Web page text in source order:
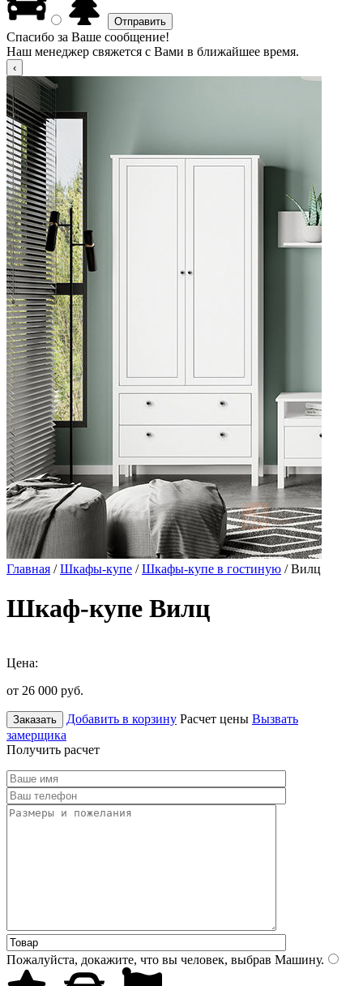
Спасибо за Ваше сообщение!
Наш менеджер свяжется с Вами в ближайшее время.
Главная /Шкафы-купе /Шкафы-купе в гостиную / Вилц
Шкаф-купе Вилц
Цена:
от 26 000 руб.
Заказать Добавить в корзину Расчет цены Вызвать
замерщика
Получить расчет
Пожалуйста, докажите, что вы человек, выбрав Машину.